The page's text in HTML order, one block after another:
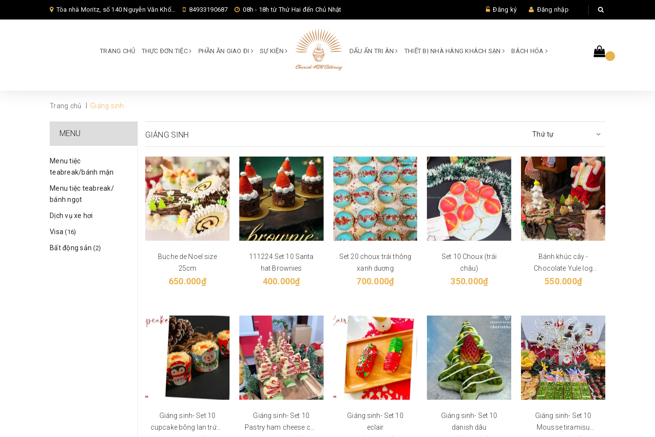
Tòa nhà Moritz, số 140 Nguyễn Văn Khối, Phường Thông Tây Hội, Thành phố Hồ Chí Minh, TP Hồ Chí Minh, 84933190687 08h - 18h từ Thứ Hai đến Chủ Nhật Đăng ký Đăng nhập
TRANG CHỦ THỰC ĐƠN TIỆC PHẦN ĂN GIAO ĐI SỰ KIỆN DẤU ẤN TRI ÂN THIẾT BỊ NHÀ HÀNG KHÁCH SẠN BÁCH HÓA
Trang chủ Giáng sinh
GIÁNG SINH Thứ tự
Buche de Noel size
25cm
650.000₫
111224 Set 10 Santa
hat Brownies
400.000₫
Set 20 choux trái thông
xanh dương
700.000₫
Set 10 Choux (trái
châu)
350.000₫
Bánh khúc cây -
Chocolate Yule log
cake
550.000₫
Giáng sinh- Set 10
cupcake bông lan trứng
Giáng sinh- Set 10
Pastry ham cheese cây
Giáng sinh- Set 10
eclair
Giáng sinh- Set 10
danish dâu
Giáng sinh- Set 10
Mousse tiramisu
MENU
Menu tiệc
teabreak/bánh mặn
Menu tiệc teabreak/
bánh ngọt
Dịch vụ xe hơi
Visa(16)
Bất động sản(2)